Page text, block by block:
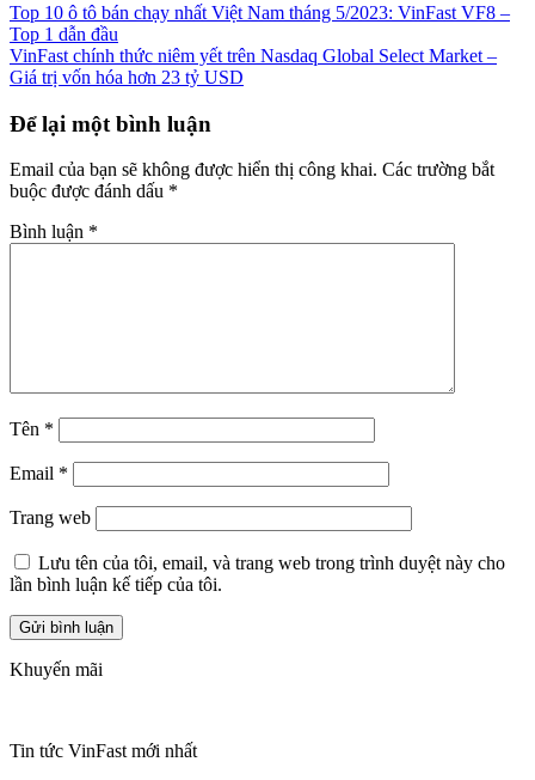
Top 10 ô tô bán chạy nhất Việt Nam tháng 5/2023: VinFast VF8 –
Top 1 dẫn đầu
VinFast chính thức niêm yết trên Nasdaq Global Select Market –
Giá trị vốn hóa hơn 23 tỷ USD
Để lại một bình luận
Email của bạn sẽ không được hiển thị công khai. Các trường bắt
buộc được đánh dấu *
Bình luận *
Tên *
Email *
Trang web
Lưu tên của tôi, email, và trang web trong trình duyệt này cho
lần bình luận kế tiếp của tôi.
Khuyến mãi
Tin tức VinFast mới nhất